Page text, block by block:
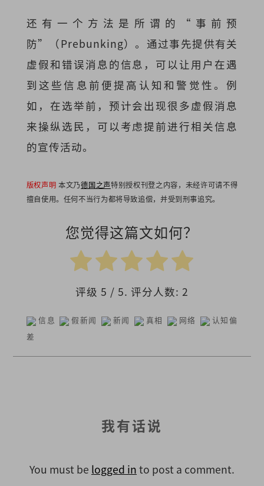
还有一个方法是所谓的“事前预
防”（Prebunking）。通过事先提供有关
虚假和错误消息的信息，可以让用户在遇
到这些信息前便提高认知和警觉性。例
如，在选举前，预计会出现很多虚假消息
来操纵选民，可以考虑提前进行相关信息
的宣传活动。
版权声明 本文乃德国之声特别授权刊登之内容，未经许可请不得
擅自使用。任何不当行为都将导致追偿，并受到刑事追究。
您觉得这篇文如何？
评级 5 / 5. 评分人数: 2
信息 假新闻 新闻 真相 网络
认知偏
差
我有话说
You must be logged in to post a comment.